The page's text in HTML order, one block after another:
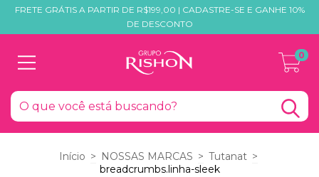
FRETE GRÁTIS A PARTIR DE R$199,00 | CADASTRE-SE E GANHE 10%
DE DESCONTO
0
Início > NOSSAS MARCAS > Tutanat >
breadcrumbs.linha-sleek